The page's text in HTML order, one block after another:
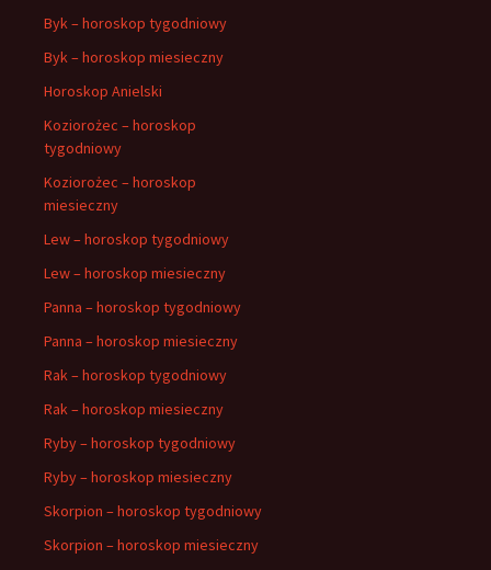
Byk – horoskop tygodniowy
Byk – horoskop miesieczny
Horoskop Anielski
Koziorożec – horoskop
tygodniowy
Koziorożec – horoskop
miesieczny
Lew – horoskop tygodniowy
Lew – horoskop miesieczny
Panna – horoskop tygodniowy
Panna – horoskop miesieczny
Rak – horoskop tygodniowy
Rak – horoskop miesieczny
Ryby – horoskop tygodniowy
Ryby – horoskop miesieczny
Skorpion – horoskop tygodniowy
Skorpion – horoskop miesieczny